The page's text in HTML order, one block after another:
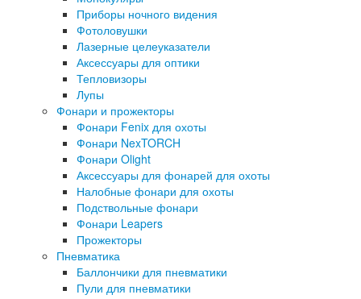
Приборы ночного видения
Фотоловушки
Лазерные целеуказатели
Аксессуары для оптики
Тепловизоры
Лупы
Фонари и прожекторы
Фонари Fenix для охоты
Фонари NexTORCH
Фонари Olight
Аксессуары для фонарей для охоты
Налобные фонари для охоты
Подствольные фонари
Фонари Leapers
Прожекторы
Пневматика
Баллончики для пневматики
Пули для пневматики